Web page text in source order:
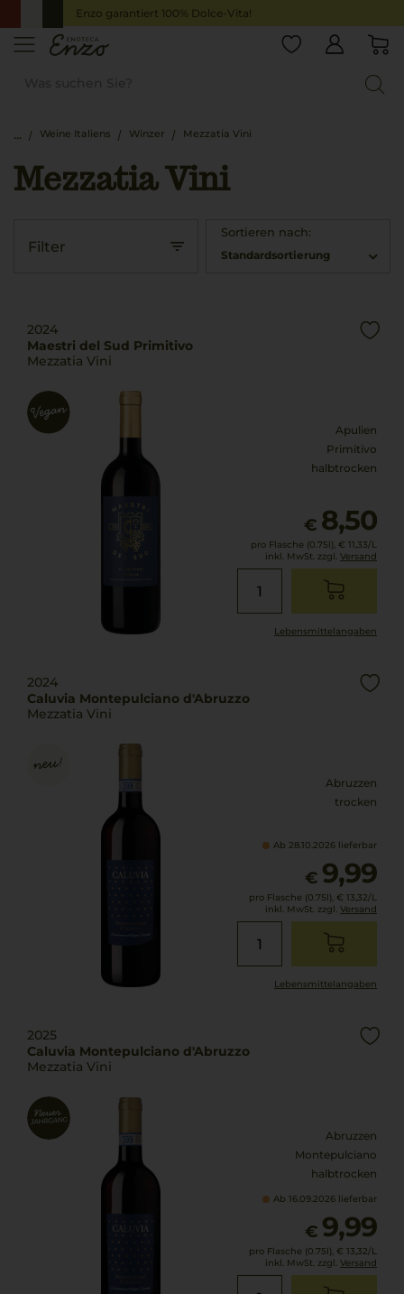
Enzo garantiert 100% Dolce-Vita!
Weine Italiens Winzer Mezzatia Vini
Mezzatia Vini
Filter
Sortieren nach:
Standardsortierung
2024
Maestri del Sud Primitivo
Mezzatia Vini
Apulien
Primitivo
halbtrocken
€ 8,50
pro Flasche (0.75l), € 11,33/L
inkl. MwSt. zzgl. Versand
Lebensmittel­angaben
2024
Caluvia Montepulciano d'Abruzzo
Mezzatia Vini
Abruzzen
trocken
Ab 28.10.2026 lieferbar
€ 9,99
pro Flasche (0.75l), € 13,32/L
inkl. MwSt. zzgl. Versand
Lebensmittel­angaben
2025
Caluvia Montepulciano d'Abruzzo
Mezzatia Vini
Abruzzen
Montepulciano
halbtrocken
Ab 16.09.2026 lieferbar
€ 9,99
pro Flasche (0.75l), € 13,32/L
inkl. MwSt. zzgl. Versand